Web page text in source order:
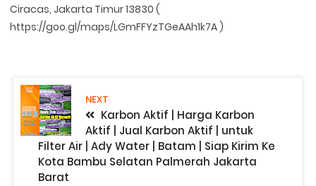
Ciracas, Jakarta Timur 13830 (
https://goo.gl/maps/LGmFFYzTGeAAh1k7A )
NEXT
Karbon Aktif | Harga Karbon
Aktif | Jual Karbon Aktif | untuk
Filter Air | Ady Water | Batam | Siap Kirim Ke
Kota Bambu Selatan Palmerah Jakarta
Barat